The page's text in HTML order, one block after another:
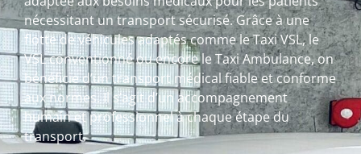
nécessitant un transport sécurisé. Grâce à une
flotte de véhicules adaptés comme le Taxi VSL, le
VSL conventionné ou encore le Taxi Ambulance, on
bénéficie d’un transport médical fiable et conforme
aux normes. Il s’agit d’un accompagnement
humain et professionnel à chaque étape du
transport.